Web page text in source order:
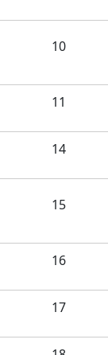
10
11
14
15
16
17